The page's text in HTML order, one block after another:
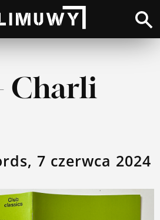
Charli
7 czerwca 2024